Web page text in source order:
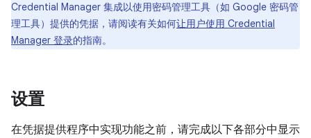
Credential Manager 集成以使用密码管理工具（如 Google 密码管
理工具）提供的凭据，请阅读有关如何让用户使用 Credential
Manager 登录的指南。
设置
在凭据提供程序中实现功能之前，请完成以下各部分中显示